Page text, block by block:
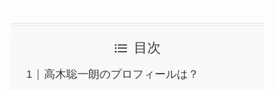
目次
高木聡一朗のプロフィールは？